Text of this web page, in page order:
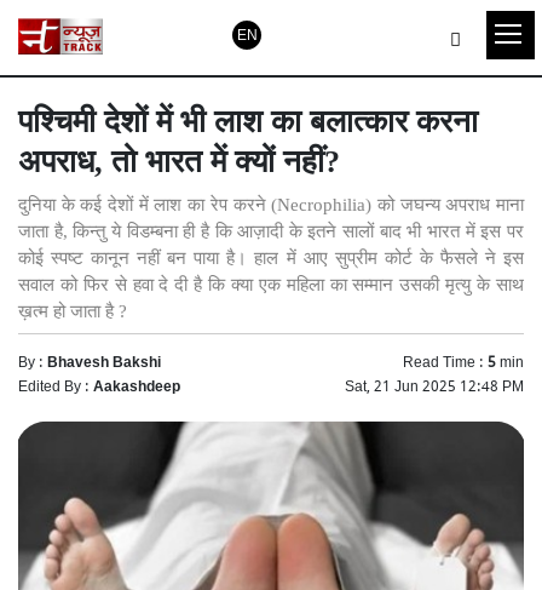
EN
पश्चिमी देशों में भी लाश का बलात्कार करना
अपराध, तो भारत में क्यों नहीं?
दुनिया के कई देशों में लाश का रेप करने (Necrophilia) को जघन्य अपराध माना
जाता है, किन्तु ये विडम्बना ही है कि आज़ादी के इतने सालों बाद भी भारत में इस पर
कोई स्पष्ट कानून नहीं बन पाया है। हाल में आए सुप्रीम कोर्ट के फैसले ने इस
सवाल को फिर से हवा दे दी है कि क्या एक महिला का सम्मान उसकी मृत्यु के साथ
ख़त्म हो जाता है ?
By :Bhavesh Bakshi Read Time :5min
Edited By :Aakashdeep Sat, 21 Jun 2025 12:48 PM